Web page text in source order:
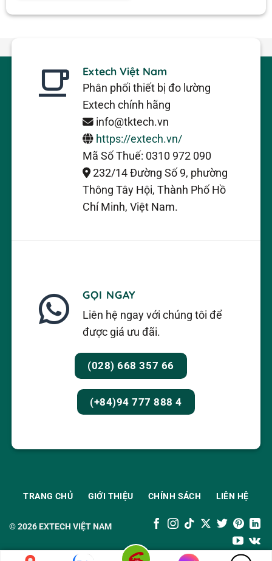
Extech Việt Nam
Phân phối thiết bị đo lường
Extech chính hãng
info@tktech.vn
https://extech.vn/
Mã Số Thuế: 0310 972 090
232/14 Đường Số 9, phường
Thông Tây Hội, Thành Phố Hồ
Chí Minh, Việt Nam.
GỌI NGAY
Liên hệ ngay với chúng tôi để
được giá ưu đãi.
(028) 668 357 66
(+84)94 777 888 4
© 2026EXTECH VIỆT NAM
TRANG CHỦ GIỚI THIỆU CHÍNH SÁCH LIÊN HỆ